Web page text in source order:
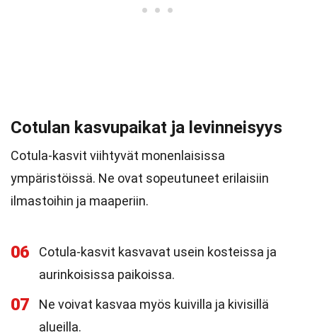
Cotulan kasvupaikat ja levinneisyys
Cotula-kasvit viihtyvät monenlaisissa
ympäristöissä. Ne ovat sopeutuneet erilaisiin
ilmastoihin ja maaperiin.
06
Cotula-kasvit kasvavat usein kosteissa ja
aurinkoisissa paikoissa.
07
Ne voivat kasvaa myös kuivilla ja kivisillä
alueilla.